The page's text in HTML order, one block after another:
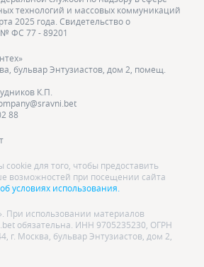
технологий и массовых коммуникаций
2025 года. Свидетельство о
ФС 77 - 89201
бульвар Энтузиастов, дом 2, помещ.
К.П.
88
для того, чтобы предоставить
возможностей при посещении сайта
условиях использования.
При использовании материалов
обязательна. ИНН 9705235230, ОГРН
г. Москва, бульвар Энтузиастов, дом 2,